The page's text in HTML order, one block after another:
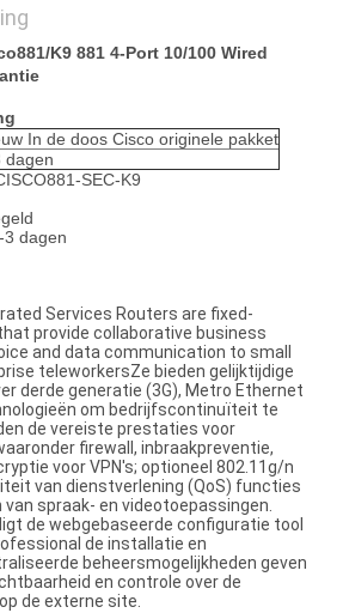
K9 881 4-Port 10/100 Wired
In de doos Cisco originele pakket
dagen
SEC-K9
3 dagen
Services Routers are fixed-
provide collaborative business
and data communication to small
teleworkersZe bieden gelijktijdige
derde generatie (3G), Metro Ethernet
om bedrijfscontinuïteit te
de vereiste prestaties voor
firewall, inbraakpreventie,
voor VPN's; optioneel 802.11g/n
van dienstverlening (QoS) functies
spraak- en videotoepassingen.
de webgebaseerde configuratie tool
de installatie en
beheersmogelijkheden geven
en controle over de
de externe site.